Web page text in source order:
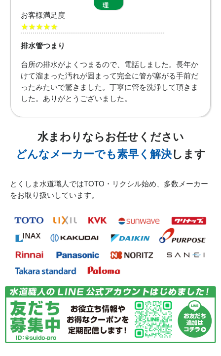
2026/07/31
徳島県板野郡藍住町へトイレ故障の修理のご依頼でお伺い
いたしました
2026/07/31
致しました
徳島県板野郡上板町へ洗濯排水つまり除去のご依頼でお伺
2026/07/31
徳島県板野郡松茂町へ便器の水漏れ修理のご依頼でお伺い
致しました
2026/07/31
徳島県三好市池田町へ洗面所排水つまり除去のご依頼でお
理
お客様満足度
★★★★★
排水管つまり
台所の排水がよくつまるので、電話しました。長年か
けて溜まった汚れが固まって完全に管が塞がる手前だ
ったみたいで驚きました。丁寧に管を洗浄して頂きま
した。ありがとうございました。
水まわりならお任せください
どんなメーカーでも素早く解決します
とくしま水道職人ではTOTO・リクシル始め、多数メーカー
をお取り扱いしています。